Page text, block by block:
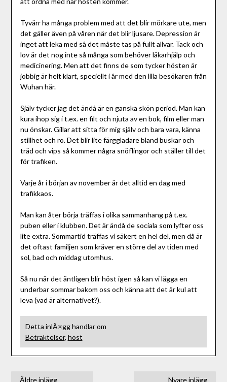
Tyvärr ha många problem med att det blir mörkare ute, men
det gäller även på våren när det blir ljusare. Depression är
inget att leka med så det måste tas på fullt allvar. Tack och
lov är det nog inte så många som behöver läkarhjälp och
medicinering. Men att det finns de som tycker hösten är
jobbig är helt klart, speciellt i år med den lilla besökaren från
Wuhan här.
Själv tycker jag det ändå är en ganska skön period. Man kan
kura ihop sig i t.ex. en filt och njuta av en bok, film eller man
nu önskar. Gillar att sitta för mig själv och bara vara, känna
stillhet och ro. Det blir lite färggladare bland buskar och
träd och vips så kommer några snöflingor och ställer till det
för trafiken.
Varje år i början av november är det alltid en dag med
trafikkaos.
Man kan åter börja träffas i olika sammanhang på t.ex.
puben eller i klubben. Det är ändå de sociala som lyfter oss
lite extra. Sommartid träffas vi säkert en hel del, men då är
det oftast familjen som kräver en större del av tiden med
sol, bad och middag utomhus.
Så nu när det äntligen blir höst igen så kan vi lägga en
underbar sommar bakom oss och känna att det är kul att
leva (vad är alternativet?).
Detta inlÃ¤gg handlar om
Betraktelser, höst
Äldre inlägg Nyare inlägg